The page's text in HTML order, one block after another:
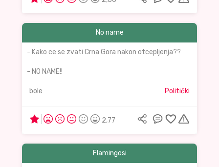
No name
- Kako ce se zvati Crna Gora nakon otcepljenja??
- NO NAME!!
bole Politički
2,77
Flamingosi